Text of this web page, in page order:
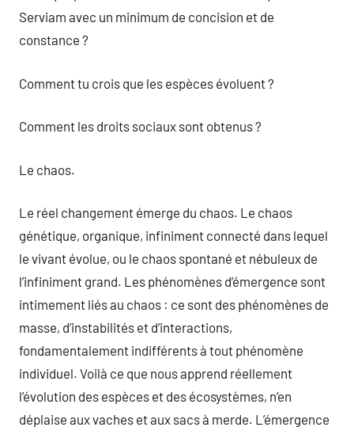
Serviam avec un minimum de concision et de
constance ?
Comment tu crois que les espèces évoluent ?
Comment les droits sociaux sont obtenus ?
Le chaos.
Le réel changement émerge du chaos. Le chaos
génétique, organique, infiniment connecté dans lequel
le vivant évolue, ou le chaos spontané et nébuleux de
l’infiniment grand. Les phénomènes d’émergence sont
intimement liés au chaos : ce sont des phénomènes de
masse, d’instabilités et d’interactions,
fondamentalement indifférents à tout phénomène
individuel. Voilà ce que nous apprend réellement
l’évolution des espèces et des écosystèmes, n’en
déplaise aux vaches et aux sacs à merde. L’émergence